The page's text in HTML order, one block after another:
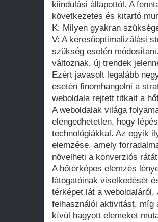
kiindulási állapottól. A
következetes és kitartó
K: Milyen gyakran
V: A keresőoptimalizálási
szükség esetén
változnak, új trendek
Ezért javasolt legalább
esetén finomhangolni a
weboldala rejtett titkait a
A weboldalak világa
elengedhetetlen, hogy
technológiákkal. Az egyik
elemzése, amely
növelheti a konverziós
A hőtérképes elemzés
látogatóinak viselkedését
térképet lát a
felhasználói aktivitást, míg
kívül hagyott elemeket